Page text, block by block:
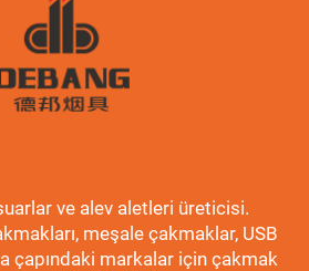
ve alev aletleri üreticisi.
meşale çakmaklar, USB
çapındaki markalar için çakmak